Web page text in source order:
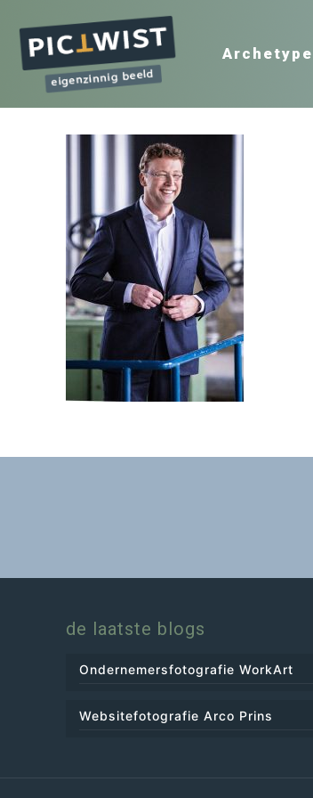
Archetype
de laatste blogs
Ondernemersfotografie WorkArt
Websitefotografie Arco Prins